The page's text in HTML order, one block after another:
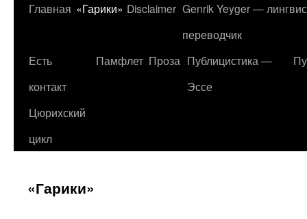
Перейти
содержимому
Главная «Гарики» Disclaimer Genrik Yeyger —
переводчик
Есть
контакт
Памфлет Проза Публицистика —
Эссе
Цюрихский
цикл
«Гарики»